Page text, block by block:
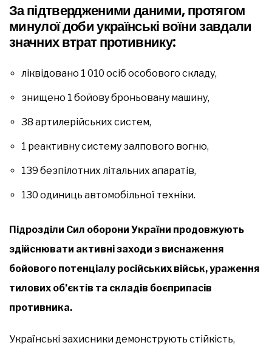
За підтвердженими даними, протягом
минулої доби українські воїни завдали
значних втрат противнику:
ліквідовано 1 010 осіб особового складу,
знищено 1 бойову броньовану машину,
38 артилерійських систем,
1 реактивну систему залпового вогню,
139 безпілотних літальних апаратів,
130 одиниць автомобільної техніки.
Підрозділи Сил оборони України продовжують
здійснювати активні заходи з виснаження
бойового потенціалу російських військ, ураження
тилових об’єктів та складів боєприпасів
противника.
Українські захисники демонструють стійкість,